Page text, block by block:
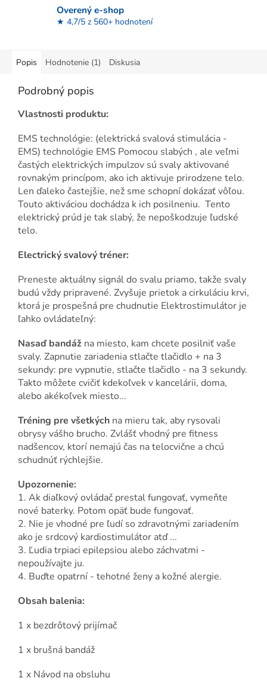
Overený e-shop
★ 4,7/5 z 560+ hodnotení
Popis Hodnotenie (1) Diskusia
Podrobný popis
Vlastnosti produktu:
EMS technológie: (elektrická svalová stimulácia -
EMS) technológie EMS Pomocou slabých , ale veľmi
častých elektrických impulzov sú svaly aktivované
rovnakým princípom, ako ich aktivuje prirodzene telo.
Len ďaleko častejšie, než sme schopní dokázať vôľou.
Touto aktiváciou dochádza k ich posilneniu. Tento
elektrický prúd je tak slabý, že nepoškodzuje ľudské
telo.
Electrický svalový tréner:
Preneste aktuálny signál do svalu priamo, takže svaly
budú vždy pripravené. Zvyšuje prietok a cirkuláciu krvi,
ktorá je prospešná pre chudnutie Elektrostimulátor je
ľahko ovládateľný:
Nasaď bandáž na miesto, kam chcete posilniť vaše
svaly. Zapnutie zariadenia stlačte tlačidlo + na 3
sekundy: pre vypnutie, stlačte tlačidlo - na 3 sekundy.
Takto môžete cvičiť kdekoľvek v kancelárii, doma,
alebo akékoľvek miesto...
Tréning pre všetkých na mieru tak, aby rysovali
obrysy vášho brucho. Zvlášť vhodný pre fitness
nadšencov, ktorí nemajú čas na telocvične a chcú
schudnúť rýchlejšie.
Upozornenie:
1. Ak diaľkový ovládač prestal fungovať, vymeňte
nové baterky. Potom opäť bude fungovať.
2. Nie je vhodné pre ľudí so zdravotnými zariadením
ako je srdcový kardiostimulátor atď ...
3. Ľudia trpiaci epilepsiou alebo záchvatmi -
nepoužívajte ju.
4. Buďte opatrní - tehotné ženy a kožné alergie.
Obsah balenia:
1 x bezdrôtový prijímač
1 x brušná bandáž
1 x Návod na obsluhu